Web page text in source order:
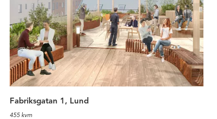
Fabriksgatan 1, Lund
455 kvm